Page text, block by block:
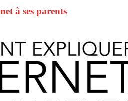
à ses parents